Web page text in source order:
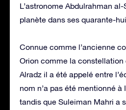
L’astronome Abdulrahman
planète dans ses quarante-
Connue comme l’ancienne
Orion comme la constellation
Alradz il a été appelé entre
nom n’a pas été mentionné à
tandis que Suleiman Mahri a